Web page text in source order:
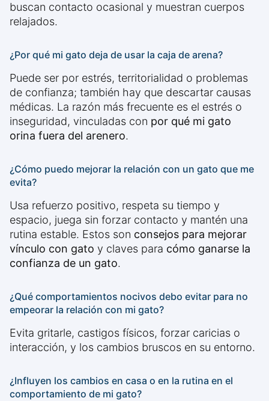
buscan contacto ocasional y muestran cuerpos
relajados.
¿Por qué mi gato deja de usar la caja de arena?
Puede ser por estrés, territorialidad o problemas
de confianza; también hay que descartar causas
médicas. La razón más frecuente es el estrés o
inseguridad, vinculadas con por qué mi gato
orina fuera del arenero.
¿Cómo puedo mejorar la relación con un gato que me
evita?
Usa refuerzo positivo, respeta su tiempo y
espacio, juega sin forzar contacto y mantén una
rutina estable. Estos son consejos para mejorar
vínculo con gato y claves para cómo ganarse la
confianza de un gato.
¿Qué comportamientos nocivos debo evitar para no
empeorar la relación con mi gato?
Evita gritarle, castigos físicos, forzar caricias o
interacción, y los cambios bruscos en su entorno.
¿Influyen los cambios en casa o en la rutina en el
comportamiento de mi gato?